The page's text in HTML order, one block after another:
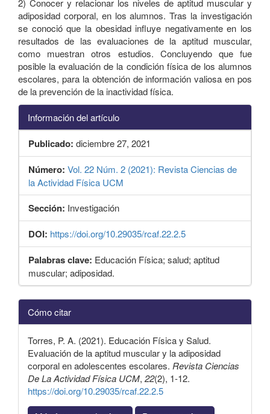
2) Conocer y relacionar los niveles de aptitud muscular y
adiposidad corporal, en los alumnos. Tras la investigación
se conoció que la obesidad influye negativamente en los
resultados de las evaluaciones de la aptitud muscular,
como muestran otros estudios. Concluyendo que fue
posible la evaluación de la condición física de los alumnos
escolares, para la obtención de información valiosa en pos
de la prevención de la inactividad física.
Información del artículo
Publicado: diciembre 27, 2021
Número: Vol. 22 Núm. 2 (2021): Revista Ciencias de
la Actividad Física UCM
Sección: Investigación
DOI: https://doi.org/10.29035/rcaf.22.2.5
Palabras clave: Educación Física; salud; aptitud
muscular; adiposidad.
Detalles
del
artículo
Cómo citar
Torres, P. A. (2021). Educación Física y Salud.
Evaluación de la aptitud muscular y la adiposidad
corporal en adolescentes escolares. Revista Ciencias
De La Actividad Física UCM, 22(2), 1-12.
https://doi.org/10.29035/rcaf.22.2.5